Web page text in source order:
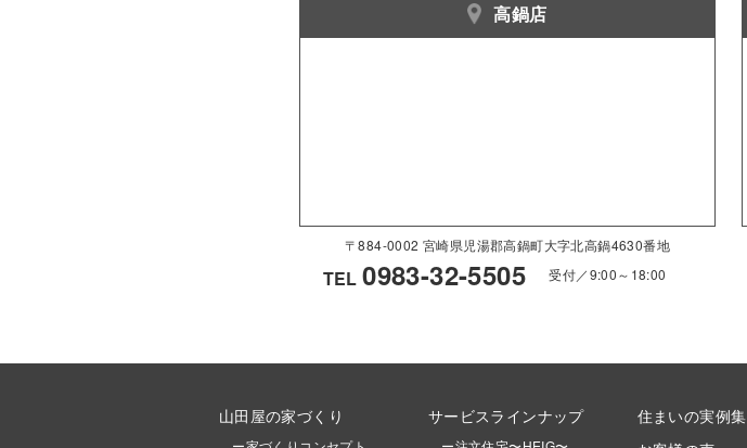
高鍋店
〒884-0002 宮崎県児湯郡高鍋町大字北高鍋4630番地
TEL0983-32-5505 受付／9:00～18:00
山田屋の家づくり サービスラインナップ
住まいの実例集